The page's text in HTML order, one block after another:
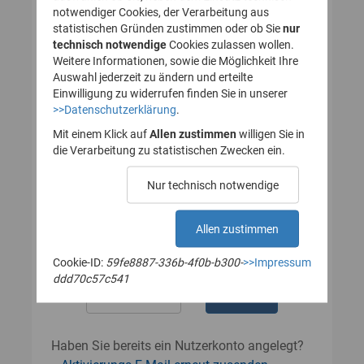
Passwort
Das Passwort muss mindestens 8
Zeichen enthalten.
Leerzeichen werden nicht akzeptiert.
Haben Sie bereits ein Nutzerkonto angelegt?
notwendiger Cookies, der Verarbeitung aus
statistischen Gründen zustimmen oder ob Sienur
technisch notwendigeCookies zulassen wollen.
Weitere Informationen, sowie die Möglichkeit Ihre
Auswahl jederzeit zu ändern und erteilte
Einwilligung zu widerrufen finden Sie in unserer
>>Datenschutzerklärung
Mit einem Klick auf Allen zustimmen willigen Sie in
die Verarbeitung zu statistischen Zwecken ein.
Nur technisch notwendige
Allen zustimmen
Cookie-ID: 59fe8887-336b-4f0b-b300-
ddd70c57c541
>>Impressum